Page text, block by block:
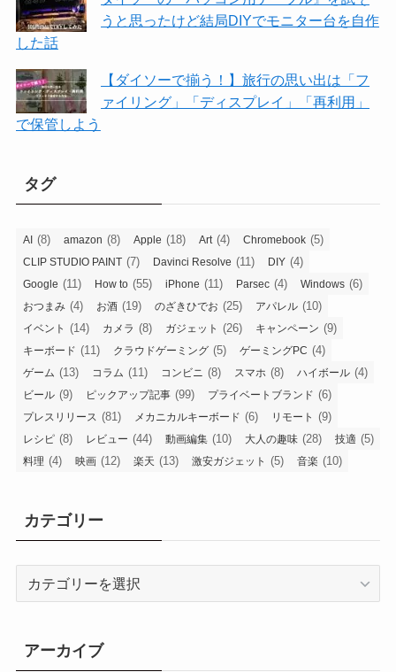
うと思ったけど結局DIYでモニター台を自作
した話
【ダイソーで揃う！】旅行の思い出は「フ
ァイリング」「ディスプレイ」「再利用」
で保管しよう
タグ
AI (8) amazon (8) Apple (18) Art (4) Chromebook (5)
CLIP STUDIO PAINT (7) Davinci Resolve (11) DIY (4)
Google (11) How to (55) iPhone (11) Parsec (4) Windows (6)
おつまみ (4) お酒 (19) のざきひでお (25) アパレル (10)
イベント (14) カメラ (8) ガジェット (26) キャンペーン (9)
キーボード (11) クラウドゲーミング (5) ゲーミングPC (4)
ゲーム (13) コラム (11) コンビニ (8) スマホ (8) ハイボール (4)
ビール (9) ピックアップ記事 (99) プライベートブランド (6)
プレスリリース (81) メカニカルキーボード (6) リモート (9)
レシピ (8) レビュー (44) 動画編集 (10) 大人の趣味 (28) 技適 (5)
料理 (4) 映画 (12) 楽天 (13) 激安ガジェット (5) 音楽 (10)
カテゴリー
ー
アーカイブ